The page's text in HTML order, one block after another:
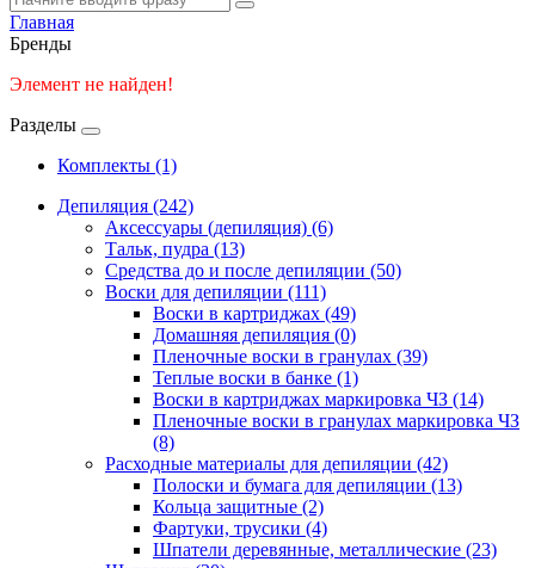
Главная
Бренды
Элемент не найден!
Разделы
Комплекты (1)
Депиляция (242)
Аксессуары (депиляция) (6)
Тальк, пудра (13)
Средства до и после депиляции (50)
Воски для депиляции (111)
Воски в картриджах (49)
Домашняя депиляция (0)
Пленочные воски в гранулах (39)
Теплые воски в банке (1)
Воски в картриджах маркировка ЧЗ (14)
Пленочные воски в гранулах маркировка ЧЗ
(8)
Расходные материалы для депиляции (42)
Полоски и бумага для депиляции (13)
Кольца защитные (2)
Фартуки, трусики (4)
Шпатели деревянные, металлические (23)